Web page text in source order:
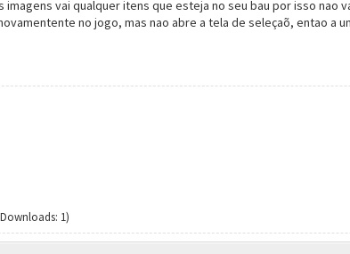
imagens vai qualquer itens que esteja no seu bau por isso
no jogo, mas nao abre a tela de seleçaõ, entao a
1)